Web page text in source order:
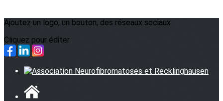
Ajoutez un logo, un bouton, des réseaux sociaux
Cliquez pour éditer